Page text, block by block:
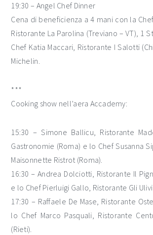
19:30 – Angel Chef Dinner
Cena di beneficienza a 4 mani con la
Ristorante La Parolina (Treviano – VT), 1
Chef Katia Maccari, Ristorante I Salotti
Michelin.
***
Cooking show nell’aera Accademy:
15:30 – Simone Ballicu, Ristorante
Gastronomie (Roma) e lo Chef Susanna
Maisonnette Ristrot (Roma).
16:30 – Andrea Dolciotti, Ristorante Il
e lo Chef Pierluigi Gallo, Ristorante Gli
17:30 – Raffaele De Mase, Ristorante
lo Chef Marco Pasquali, Ristorante
(Rieti).